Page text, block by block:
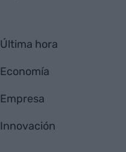
Última hora
Economía
Empresa
Innovación